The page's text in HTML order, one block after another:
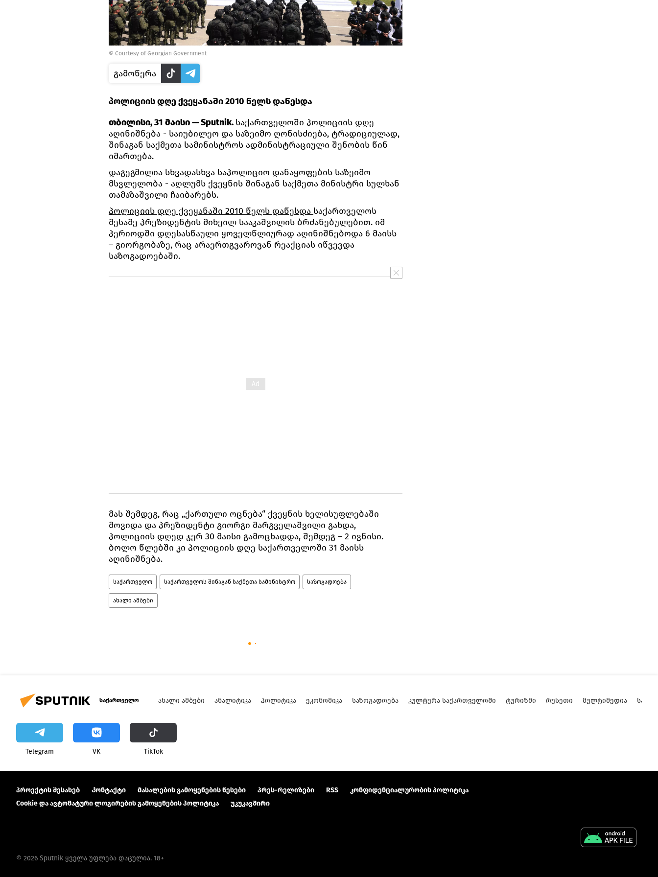
© Сourtesy of Georgian Government
გამოწერა
პოლიციის დღე ქვეყანაში 2010 წელს დაწესდა
თბილისი, 31 მაისი — Sputnik. საქართველოში პოლიციის დღე
აღინიშნება - საიუბილეო და საზეიმო ღონისძიება, ტრადიციულად,
შინაგან საქმეთა სამინისტროს ადმინისტრაციული შენობის წინ
იმართება.
დაგეგმილია სხვადასხვა საპოლიციო დანაყოფების საზეიმო
მსვლელობა - აღლუმს ქვეყნის შინაგან საქმეთა მინისტრი სულხან
თამაზაშვილი ჩაიბარებს.
პოლიციის დღე ქვეყანაში 2010 წელს დაწესდა საქართველოს
მესამე პრეზიდენტის მიხეილ სააკაშვილის ბრძანებულებით. იმ
პერიოდში დღესასწაული ყოველწლიურად აღინიშნებოდა 6 მაისს
– გიორგობაზე, რაც არაერთგვაროვან რეაქციას იწვევდა
საზოგადოებაში.
მას შემდეგ, რაც „ქართული ოცნება“ ქვეყნის ხელისუფლებაში
მოვიდა და პრეზიდენტი გიორგი მარგველაშვილი გახდა,
პოლიციის დღედ ჯერ 30 მაისი გამოცხადდა, შემდეგ – 2 ივნისი.
ბოლო წლებში კი პოლიციის დღე საქართველოში 31 მაისს
აღინიშნება.
საქართველო საქართველოს შინაგან საქმეთა სამინისტრო საზოგადოება
ახალი ამბები
საქართველო ᲐᲮᲐᲚᲘ ᲐᲛᲑᲔᲑᲘ ᲐᲜᲐᲚᲘᲢᲘᲙᲐ ᲞᲝᲚᲘᲢᲘᲙᲐ ᲔᲙᲝᲜᲝᲛᲘᲙᲐ ᲡᲐᲖᲝᲒᲐᲓᲝᲔᲑᲐ ᲙᲣᲚᲢᲣᲠᲐ ᲡᲐᲥᲐᲠᲗᲕᲔᲚᲝᲨᲘ ᲢᲣᲠᲘᲖᲛᲘ ᲠᲣᲡᲔᲗᲘ ᲛᲣᲚᲢᲘᲛᲔᲓᲘᲐ
Telegram VK ТikТоk
პროექტის შესახებ Კონტაქტი მასალების გამოყენების წესები პრეს-რელიზები RSS
კონფიდენციალურობის პოლიტიკა
Cookie და ავტომატური ლოგირების გამოყენების პოლიტიკა
უკუკავშირი
© 2026 Sputnik ყველა უფლება დაცულია. 18+